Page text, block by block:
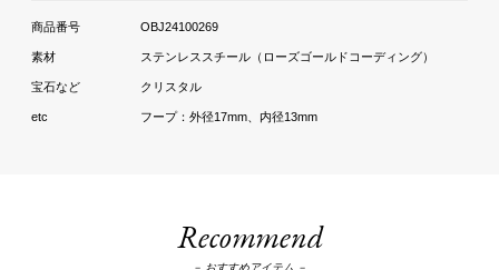
OBJ24100269
ステンレススチール（ローズゴールドコーディング）
クリスタル
フープ：外径17mm、内径13mm
Recommend